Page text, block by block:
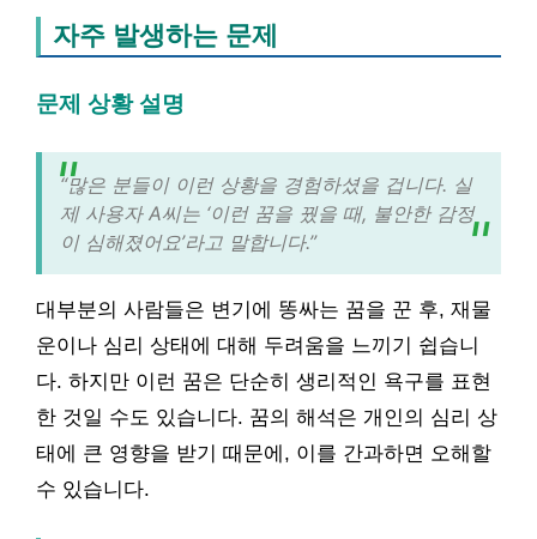
자주 발생하는 문제
문제 상황 설명
“많은 분들이 이런 상황을 경험하셨을 겁니다. 실
제 사용자 A씨는 ‘이런 꿈을 꿨을 때, 불안한 감정
이 심해졌어요’라고 말합니다.”
대부분의 사람들은 변기에 똥싸는 꿈을 꾼 후, 재물
운이나 심리 상태에 대해 두려움을 느끼기 쉽습니
다. 하지만 이런 꿈은 단순히 생리적인 욕구를 표현
한 것일 수도 있습니다. 꿈의 해석은 개인의 심리 상
태에 큰 영향을 받기 때문에, 이를 간과하면 오해할
수 있습니다.